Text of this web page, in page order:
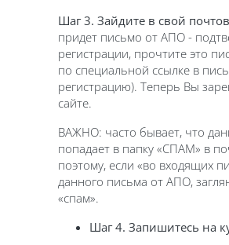
Шаг 3. Зайдите в свой
придет письмо от АПО -
регистрации, прочтите это
по специальной ссылке в
регистрацию). Теперь Вы
сайте.
ВАЖНО: часто бывает, что
попадает в папку «СПАМ» в
поэтому, если «во входящих
данного письма от АПО,
«спам».
Шаг 4. Запишитесь на